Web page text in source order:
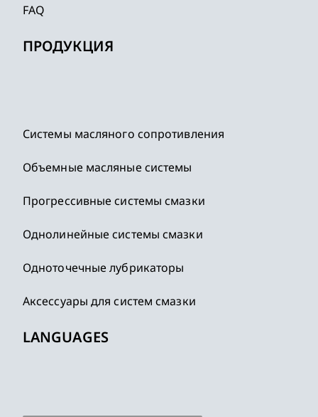
FAQ
ПРОДУКЦИЯ
Системы масляного сопротивления
Объемные масляные системы
Прогрессивные системы смазки
Однолинейные системы смазки
Одноточечные лубрикаторы
Аксессуары для систем смазки
LANGUAGES